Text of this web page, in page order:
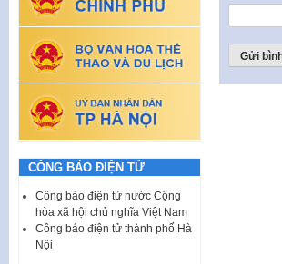
CÔNG BÁO ĐIỆN TỬ
Công báo điện tử nước Cộng
hòa xã hội chủ nghĩa Việt Nam
Công báo điện tử thành phố Hà
Nội